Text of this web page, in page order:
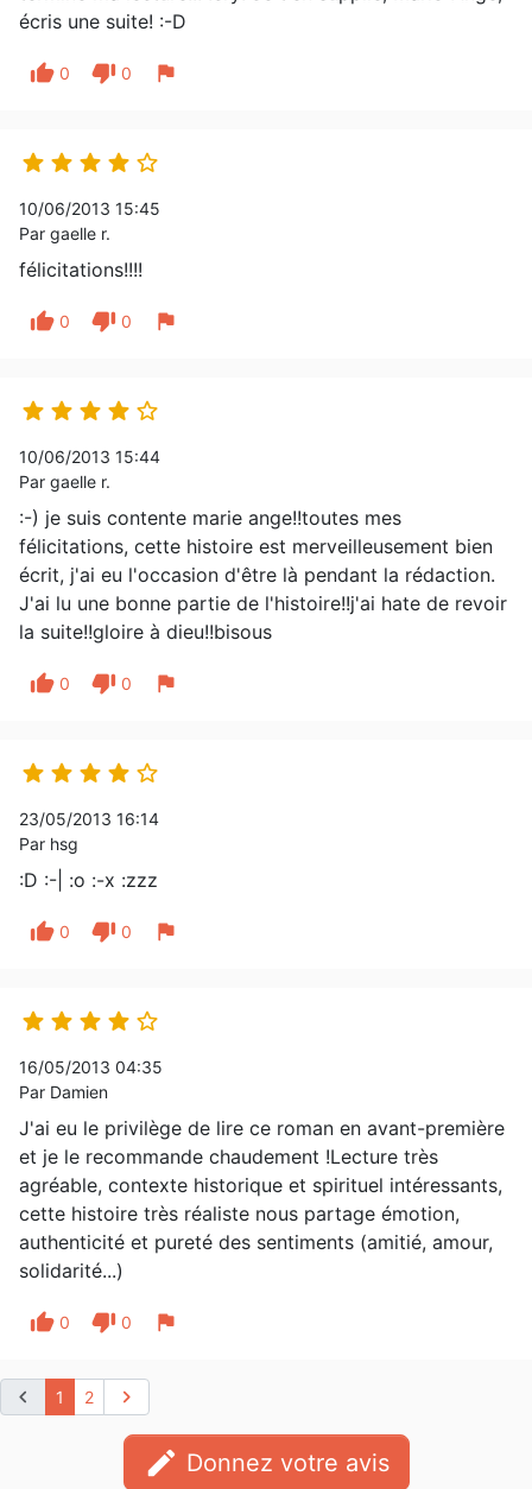
écris une suite! :-D
thumb_up 0 thumb_down 0 flag
    
10/06/2013 15:45
Par gaelle r.
félicitations!!!!
thumb_up 0 thumb_down 0 flag
    
10/06/2013 15:44
Par gaelle r.
:-) je suis contente marie ange!!toutes mes
félicitations, cette histoire est merveilleusement bien
écrit, j'ai eu l'occasion d'être là pendant la rédaction.
J'ai lu une bonne partie de l'histoire!!j'ai hate de revoir
la suite!!gloire à dieu!!bisous
thumb_up 0 thumb_down 0 flag
    
23/05/2013 16:14
Par hsg
:D :-| :o :-x :zzz
thumb_up 0 thumb_down 0 flag
    
16/05/2013 04:35
Par Damien
J'ai eu le privilège de lire ce roman en avant-première
et je le recommande chaudement !Lecture très
agréable, contexte historique et spirituel intéressants,
cette histoire très réaliste nous partage émotion,
authenticité et pureté des sentiments (amitié, amour,
solidarité...)
thumb_up 0 thumb_down 0 flag
chevron_left 1 2 chevron_right
edit Donnez votre avis